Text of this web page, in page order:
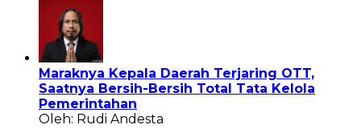
Maraknya Kepala Daerah Terjaring OTT,
Saatnya Bersih-Bersih Total Tata Kelola
Pemerintahan
Oleh: Rudi Andesta